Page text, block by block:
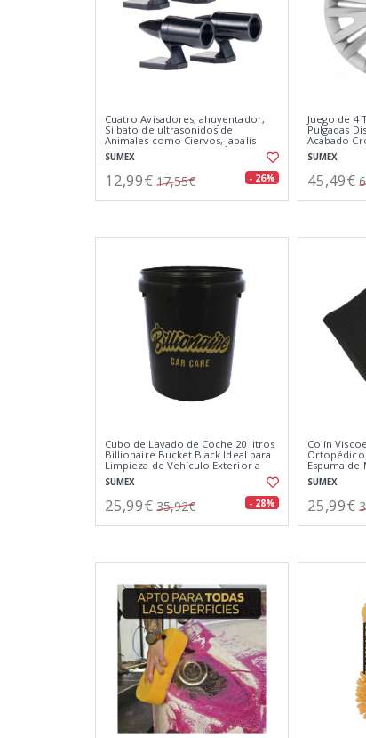
Cuatro Avisadores, ahuyentador,
Silbato de ultrasonidos de
Animales como Ciervos, jabalís
SUMEX
12,99€ 17,55€ - 26%
Juego de 4
Pulgadas
Acabado
Resistente
SUMEX
45,49€
Cubo de Lavado de Coche 20 litros
Billionaire Bucket Black Ideal para
Limpieza de Vehículo Exterior a
Mano Color Negro
SUMEX
25,99€ 35,92€ - 28%
Cojín
Ortopédico
Espuma
Dolor de
SUMEX
25,99€